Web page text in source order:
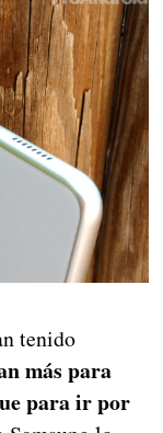
tenido
más para
para ir por